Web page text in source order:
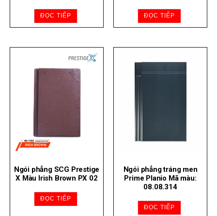
ĐỌC TIẾP ĐỌC TIẾP
Ngói phẳng SCG Prestige
X Màu Irish Brown PX 02
ĐỌC TIẾP
Ngói phẳng tráng men
Prime Planio Mã màu:
08.08.314
ĐỌC TIẾP